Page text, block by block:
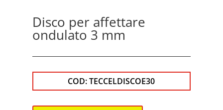
Disco per affettare
ondulato 3 mm
COD:TECCELDISCOE30